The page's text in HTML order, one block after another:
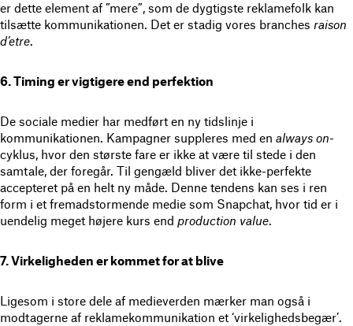
er dette element af ”mere”, som de dygtigste reklamefolk kan
tilsætte kommunikationen. Det er stadig vores branches raison
d’etre.
6. Timing er vigtigere end perfektion
De sociale medier har medført en ny tidslinje i
kommunikationen. Kampagner suppleres med en always on-
cyklus, hvor den største fare er ikke at være til stede i den
samtale, der foregår. Til gengæld bliver det ikke-perfekte
accepteret på en helt ny måde. Denne tendens kan ses i ren
form i et fremadstormende medie som Snapchat, hvor tid er i
uendelig meget højere kurs end production value.
7. Virkeligheden er kommet for at blive
Ligesom i store dele af medieverden mærker man også i
modtagerne af reklamekommunikation et ‘virkelighedsbegær’.